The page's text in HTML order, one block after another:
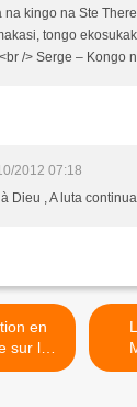
kingo na Ste
tongo
/> Serge – Kongo
2012 07:18
Dieu , A luta
sur le